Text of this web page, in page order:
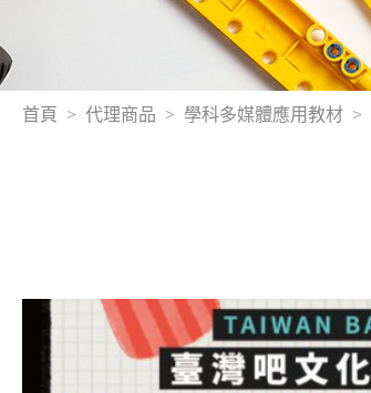
首頁 代理商品 學科多媒體應用教材